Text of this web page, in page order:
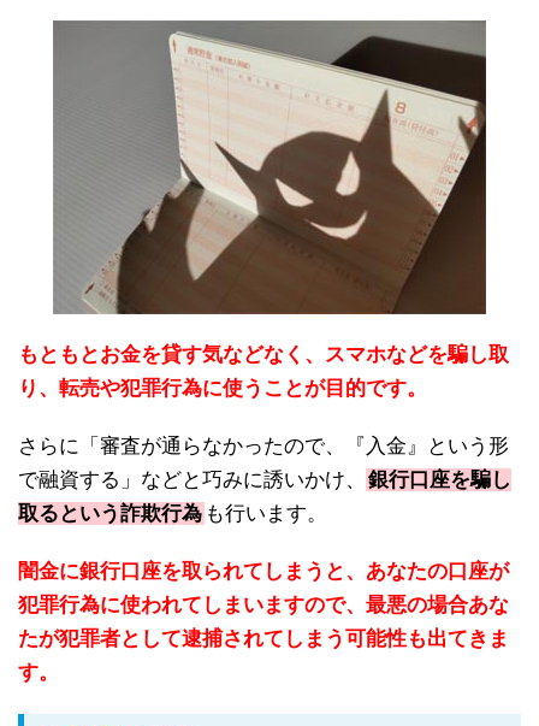
もともとお金を貸す気などなく、スマホなどを騙し取
り、転売や犯罪行為に使うことが目的です。
さらに「審査が通らなかったので、『入金』という形
で融資する」などと巧みに誘いかけ、
銀行口座を騙し
取るという詐欺行為 も行います。
闇金に銀行口座を取られてしまうと、あなたの口座が
犯罪行為に使われてしまいますので、最悪の場合あな
たが犯罪者として逮捕されてしまう可能性も出てきま
す。